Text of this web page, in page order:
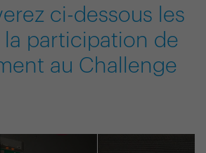
ci-dessous les
participation de
au Challenge